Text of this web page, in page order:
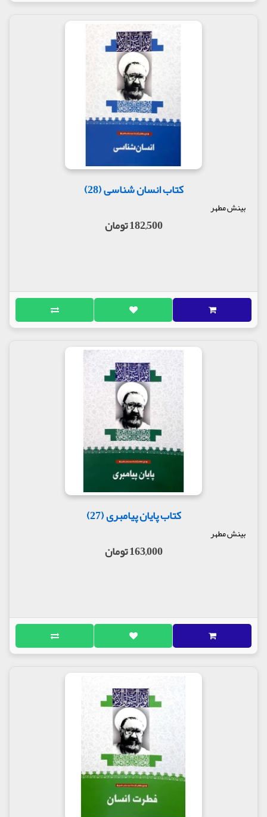
کتاب انسان شناسی (28)
بینش مطهر
182,500 تومان
کتاب پایان پیامبری (27)
بینش مطهر
163,000 تومان